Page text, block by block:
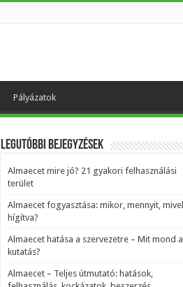
Pályázatok
Legutóbbi bejegyzések
Almaecet mire jó? 21 gyakori felhasználási
terület
Almaecet fogyasztása: mikor, mennyit, mivel
hígítva?
Almaecet hatása a szervezetre – Mit mond a
kutatás?
Almaecet – Teljes útmutató: hatások,